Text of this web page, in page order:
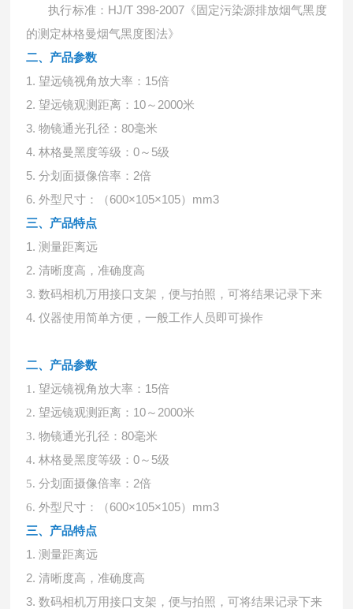
执行标准： HJ/T 398-2007《固定污染源排放烟气黑度
的测定林格曼烟气黑度图法》
二、产品参数
1.望远镜视角放大率： 15倍
2.望远镜观测距离： 10～ 2000米
3.物镜通光孔径：80毫米
4.林格曼黑度等级：0～ 5级
5.分划面摄像倍率： 2倍
6.外型尺寸：（600×105×105） mm3
三、产品特点
1.测量距离远
2.清晰度高，准确度高
3.数码相机万用接口支架，便与拍照，可将结果记录下来
4.仪器使用简单方便，一般工作人员即可操作
二、产品参数
1.望远镜视角放大率： 15倍
2.望远镜观测距离： 10～ 2000米
3.物镜通光孔径：80毫米
4.林格曼黑度等级：0～ 5级
5.分划面摄像倍率： 2倍
6.外型尺寸：（600×105×105） mm3
三、产品特点
1.测量距离远
2.清晰度高，准确度高
3.数码相机万用接口支架，便与拍照，可将结果记录下来